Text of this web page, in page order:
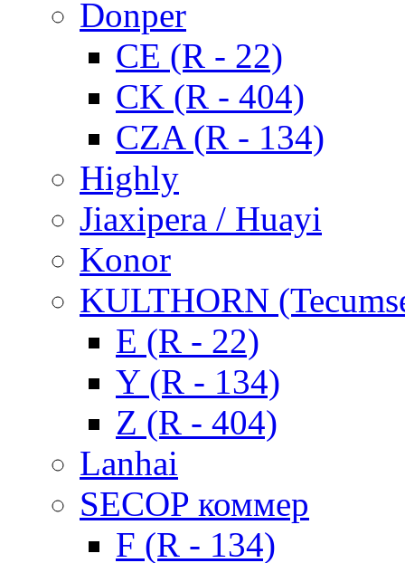
Donper
CE (R - 22)
CK (R - 404)
CZA (R - 134)
Highly
Jiaxipera / Huayi
Konor
KULTHORN
E (R - 22)
Y (R - 134)
Z (R - 404)
Lanhai
SECOP коммер
F (R - 134)